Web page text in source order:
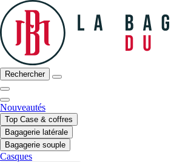
Rechercher
Nouveautés
Top Case & coffres
Bagagerie latérale
Bagagerie souple
Casques